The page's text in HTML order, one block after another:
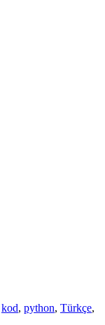
kod, python, Türkçe,